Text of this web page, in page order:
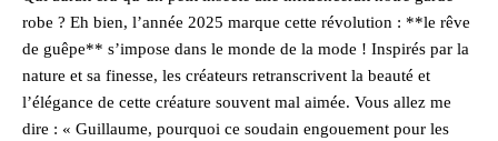
robe ? Eh bien, l’année 2025 marque cette révolution : **le rêve
de guêpe** s’impose dans le monde de la mode ! Inspirés par la
nature et sa finesse, les créateurs retranscrivent la beauté et
l’élégance de cette créature souvent mal aimée. Vous allez me
dire : « Guillaume, pourquoi ce soudain engouement pour les